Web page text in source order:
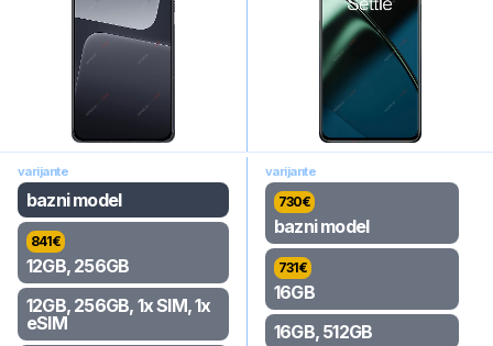
varijante
bazni model
841€
12GB, 256GB
12GB, 256GB, 1x SIM, 1x
eSIM
varijante
730€
bazni model
731€
16GB
16GB, 512GB